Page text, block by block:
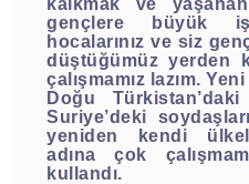
gençlere büyük
hocalarınız ve siz
düştüğümüz yerden
çalışmamız lazım.
Doğu
Suriye’deki
yeniden kendi
adına çok
kullandı.